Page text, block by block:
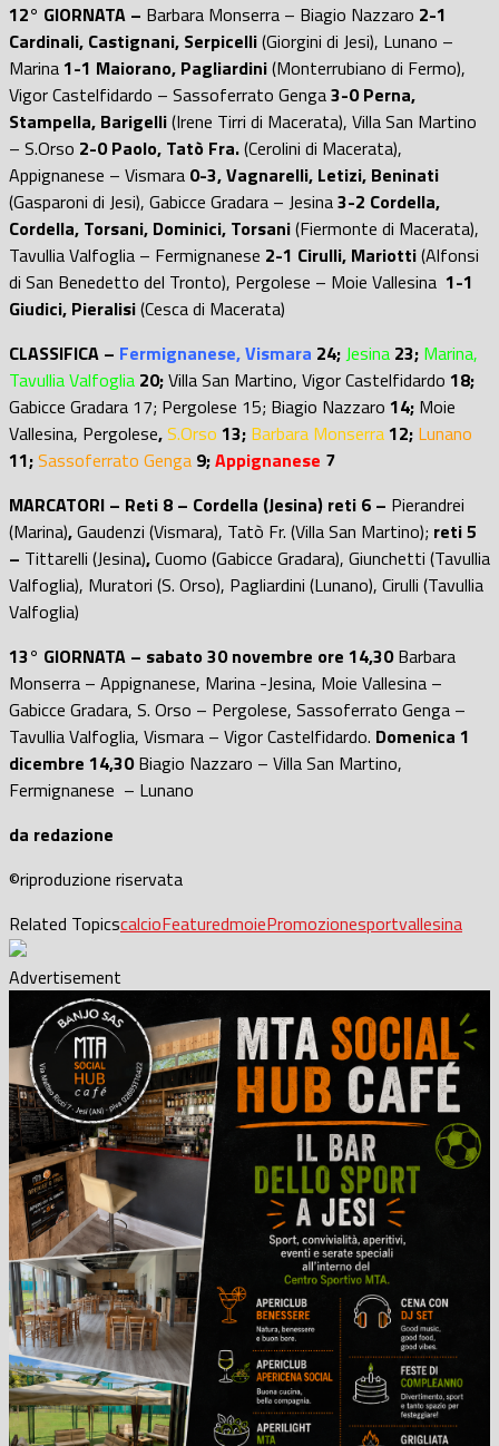
12° GIORNATA – Barbara Monserra – Biagio Nazzaro 2-1
Cardinali, Castignani, Serpicelli(Giorgini di Jesi), Lunano –
Marina1-1 Maiorano, Pagliardini(Monterrubiano di Fermo),
Vigor Castelfidardo – Sassoferrato Genga3-0 Perna,
Stampella, Barigelli(Irene Tirri di Macerata), Villa San Martino
– S.Orso 2-0 Paolo, Tatò Fra.(Cerolini di Macerata),
Appignanese – Vismara 0-3, Vagnarelli, Letizi, Beninati
(Gasparoni di Jesi), Gabicce Gradara – Jesina3-2 Cordella,
Cordella, Torsani, Dominici, Torsani(Fiermonte di Macerata),
Tavullia Valfoglia – Fermignanese 2-1 Cirulli, Mariotti(Alfonsi
di San Benedetto del Tronto), Pergolese – Moie Vallesina 1-1
Giudici, Pieralisi(Cesca di Macerata)
CLASSIFICA – Fermignanese, Vismara 24;Jesina 23; Marina,
Tavullia Valfoglia 20;Villa San Martino, Vigor Castelfidardo 18;
Gabicce Gradara 17; Pergolese 15; Biagio Nazzaro 14; Moie
Vallesina, Pergolese,S.Orso 13; Barbara Monserra12; Lunano
11;Sassoferrato Genga 9;Appignanese 7
MARCATORI – Reti 8 – Cordella (Jesina) reti 6 – Pierandrei
(Marina),Gaudenzi (Vismara), Tatò Fr. (Villa San Martino); reti 5
– Tittarelli (Jesina),Cuomo (Gabicce Gradara), Giunchetti (Tavullia
Valfoglia), Muratori (S. Orso), Pagliardini (Lunano), Cirulli (Tavullia
Valfoglia)
13° GIORNATA – sabato 30 novembre ore 14,30Barbara
Monserra – Appignanese, Marina -Jesina, Moie Vallesina –
Gabicce Gradara, S. Orso – Pergolese, Sassoferrato Genga –
Tavullia Valfoglia, Vismara – Vigor Castelfidardo. Domenica 1
dicembre 14,30Biagio Nazzaro – Villa San Martino,
Fermignanese – Lunano
da redazione
©riproduzione riservata
Related TopicscalcioFeaturedmoiePromozionesportvallesina
Advertisement